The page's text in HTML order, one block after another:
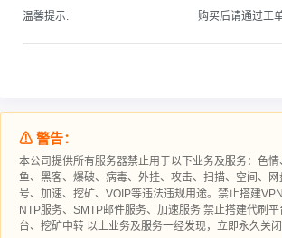
温馨提示: 购买后请通过工
⚠ 警告：
本公司提供所有服务器禁止用于以下业务及服务：色
鱼、黑客、爆破、病毒、外挂、攻击、扫描、空间、
号、加速、挖矿、VOIP等违法违规用途。禁止搭建
NTP服务、SMTP邮件服务、加速服务 禁止搭建代刷
台、挖矿中转 以上业务及服务一经发现，立即永久关闭